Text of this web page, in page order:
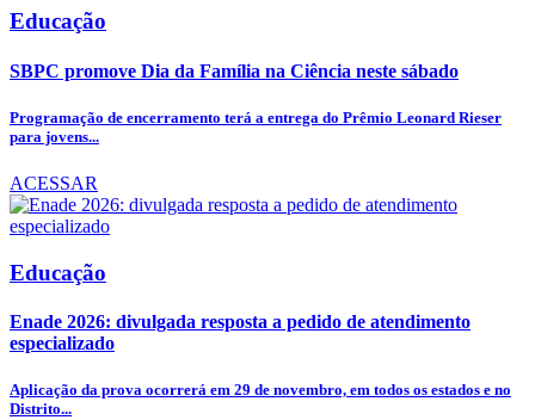
Educação
SBPC promove Dia da Família na Ciência neste sábado
Programação de encerramento terá a entrega do Prêmio Leonard Rieser
para jovens...
ACESSAR
Educação
Enade 2026: divulgada resposta a pedido de atendimento
especializado
Aplicação da prova ocorrerá em 29 de novembro, em todos os estados e no
Distrito...